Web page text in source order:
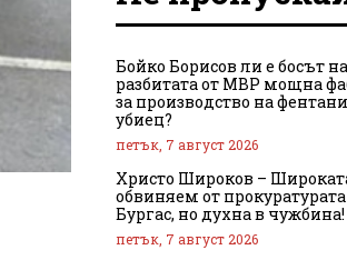
Бойко Борисов ли е босът на
разбитата от МВР мощна
за производство на
убиец?
петък, 7 август 2026
Христо Широков –
обвиняем от
Бургас, но духна в чужбина!
петък, 7 август 2026